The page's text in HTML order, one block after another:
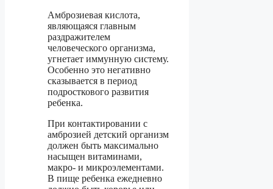
Амброзиевая кислота,
являющаяся главным
раздражителем
человеческого организма,
угнетает иммунную систему.
Особенно это негативно
сказывается в период
подросткового развития
ребенка.
При контактировании с
амброзией детский организм
должен быть максимально
насыщен витаминами,
макро- и микроэлементами.
В пище ребенка ежедневно